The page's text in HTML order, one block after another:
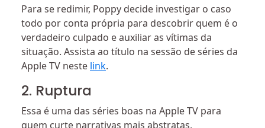
Para se redimir, Poppy decide investigar o caso
todo por conta própria para descobrir quem é o
verdadeiro culpado e auxiliar as vítimas da
situação. Assista ao título na sessão de séries da
Apple TV neste link.
2. Ruptura
Essa é uma das séries boas na Apple TV para
quem curte narrativas mais abstratas,